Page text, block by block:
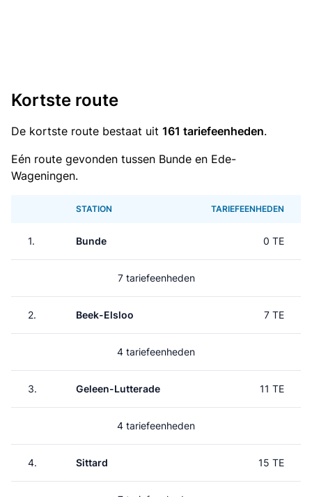
Kortste route
De kortste route bestaat uit 161 tariefeenheden.
Eén route gevonden tussen Bunde en Ede-
Wageningen.
STATION TARIEFEENHEDEN
1. Bunde 0 TE
7 tariefeenheden
2. Beek-Elsloo 7 TE
4 tariefeenheden
3. Geleen-Lutterade 11 TE
4 tariefeenheden
4. Sittard 15 TE